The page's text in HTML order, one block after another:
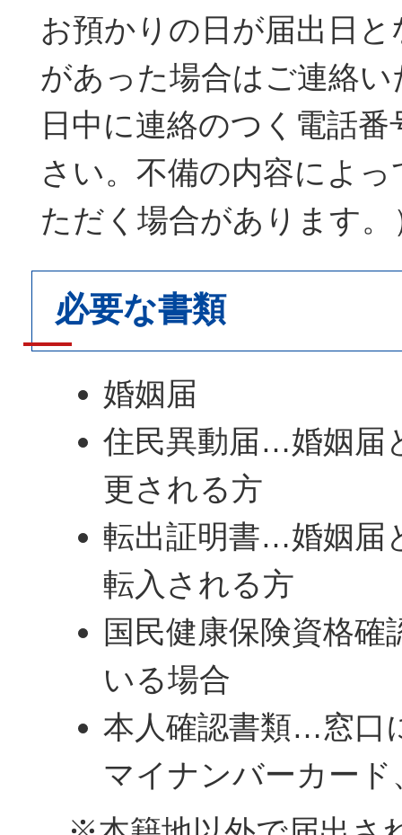
お預かりの日が届出日
があった場合はご連絡
日中に連絡のつく電話
さい。不備の内容によ
ただく場合があります。
必要な書類
婚姻届
住民異動届…婚姻届
更される方
転出証明書…婚姻届
転入される方
国民健康保険資格
いる場合
本人確認書類…窓口
マイナンバーカード